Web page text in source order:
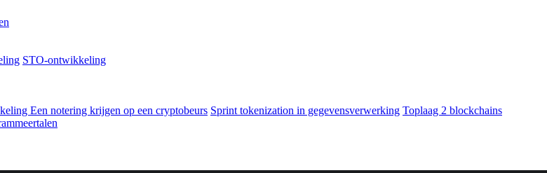
STO-ontwikkeling
Een notering krijgen op een cryptobeurs Sprint tokenization in gegevensverwerking Toplaag 2 blockchains